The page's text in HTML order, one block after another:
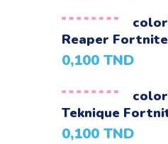
Naruto
Nature
Night Funkin
One Piece
Parapluie
Reaper Fortnite
0,100 TND
Teknique
0,100 TND